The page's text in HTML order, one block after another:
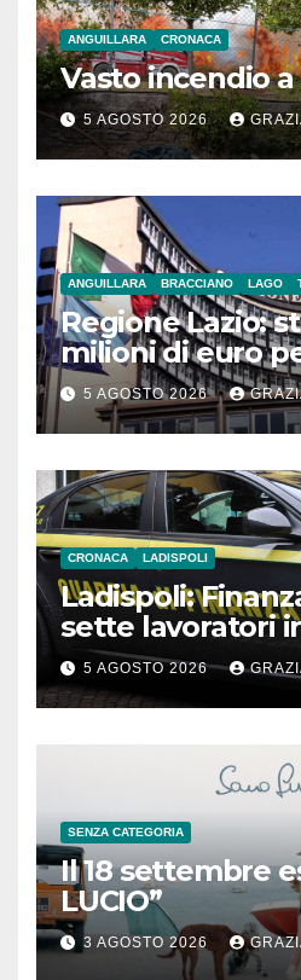
ANGUILLARA CRONACA
Vasto incendio
5 AGOSTO 2026
ANGUILLARA BRACCIANO LAGO
Regione Lazio:
milioni di euro
Comuni
Meridionale
5 AGOSTO 2026
CRONACA LADISPOLI
Ladispoli:
sette lavoratori
5 AGOSTO 2026
SENZA CATEGORIA
Il 18 settembre
LUCIO”
3 AGOSTO 2026